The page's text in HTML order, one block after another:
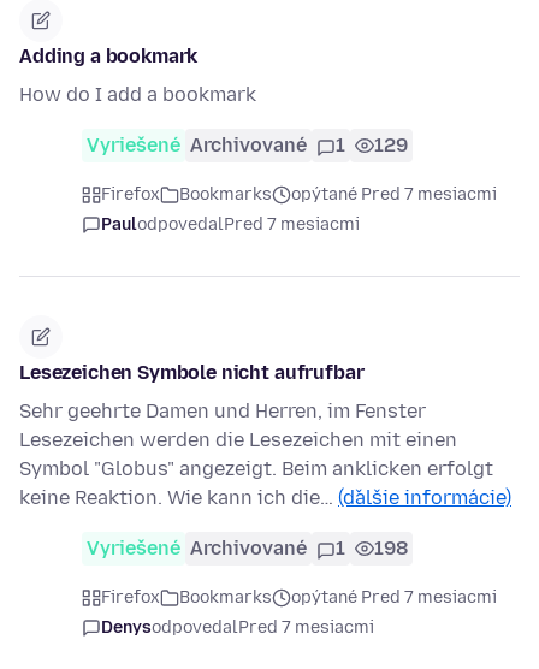
Adding a bookmark
How do I add a bookmark
Vyriešené Archivované 1 129
Firefox Bookmarks
opýtané Pred 7 mesiacmi
PaulodpovedalPred 7 mesiacmi
Lesezeichen Symbole nicht aufrufbar
Sehr geehrte Damen und Herren, im Fenster
Lesezeichen werden die Lesezeichen mit einen
Symbol "Globus" angezeigt. Beim anklicken erfolgt
keine Reaktion. Wie kann ich die… (ďalšie informácie)
Vyriešené Archivované 1 198
Firefox Bookmarks
opýtané Pred 7 mesiacmi
DenysodpovedalPred 7 mesiacmi